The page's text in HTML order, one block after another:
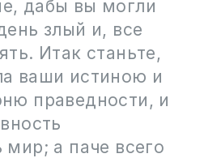
дабы вы могли
злый и, все
Итак станьте,
ваши истиною и
праведности, и
мир; а паче всего